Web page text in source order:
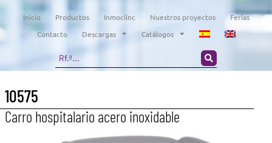
Inicio Productos Inmoclinc Nuestros proyectos
Ferias
Contacto
Descargas Catálogos
10575
Carro hospitalario acero inoxidable